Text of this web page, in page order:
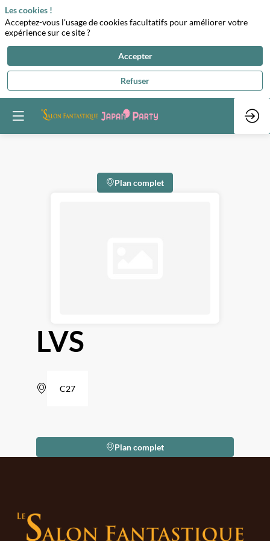
Plan complet
LVS
C27
Plan complet
Les cookies !
Acceptez-vous l'usage de cookies facultatifs pour améliorer votre
expérience sur ce site ?
Accepter
Refuser